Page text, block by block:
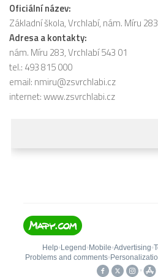
Oficiální název:
Základní škola, Vrchlabí, nám. Míru 283
Adresa a kontakty:
nám. Míru 283, Vrchlabí 543 01
tel.: 493 815 000
email: nmiru@zsvrchlabi.cz
internet:www.zsvrchlabi.cz